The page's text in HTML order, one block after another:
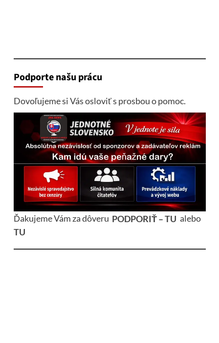
Podporte našu prácu
Dovoľujeme si Vás osloviť s prosbou o pomoc.
Ďakujeme Vám za dôveru PODPORIŤ – TU alebo
TU